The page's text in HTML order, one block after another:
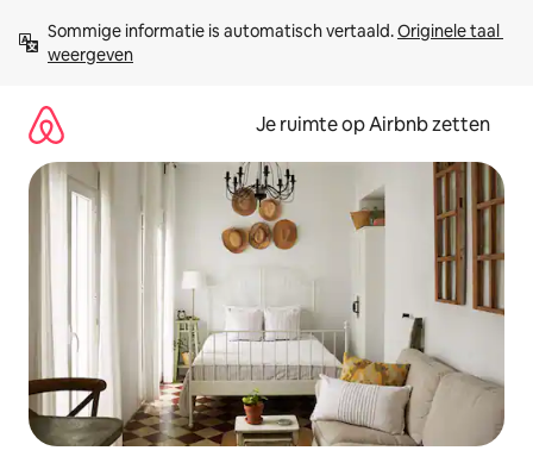
direct
naar
Sommige informatie is automatisch vertaald. Originele taal
weergeven
Je ruimte op Airbnb zetten